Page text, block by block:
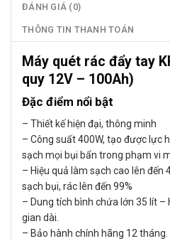
ĐÁNH GIÁ (0)
THÔNG TIN THANH TOÁN
Máy quét rác đẩy tay
quy 12V – 100Ah)
Đặc điểm nổi bật
– Thiết kế hiện đại, thông minh
– Công suất 400W, tạo được lực
sạch mọi bụi bẩn trong phạm vi
– Hiệu quả làm sạch cao lên đến
sạch bụi, rác lên đến 99%
– Dung tích bình chứa lớn 35 lít
gian dài.
– Bảo hành chính hãng 12 tháng.